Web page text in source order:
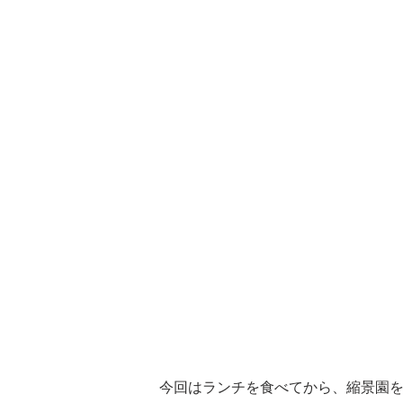
今回はランチを食べてから、縮景園